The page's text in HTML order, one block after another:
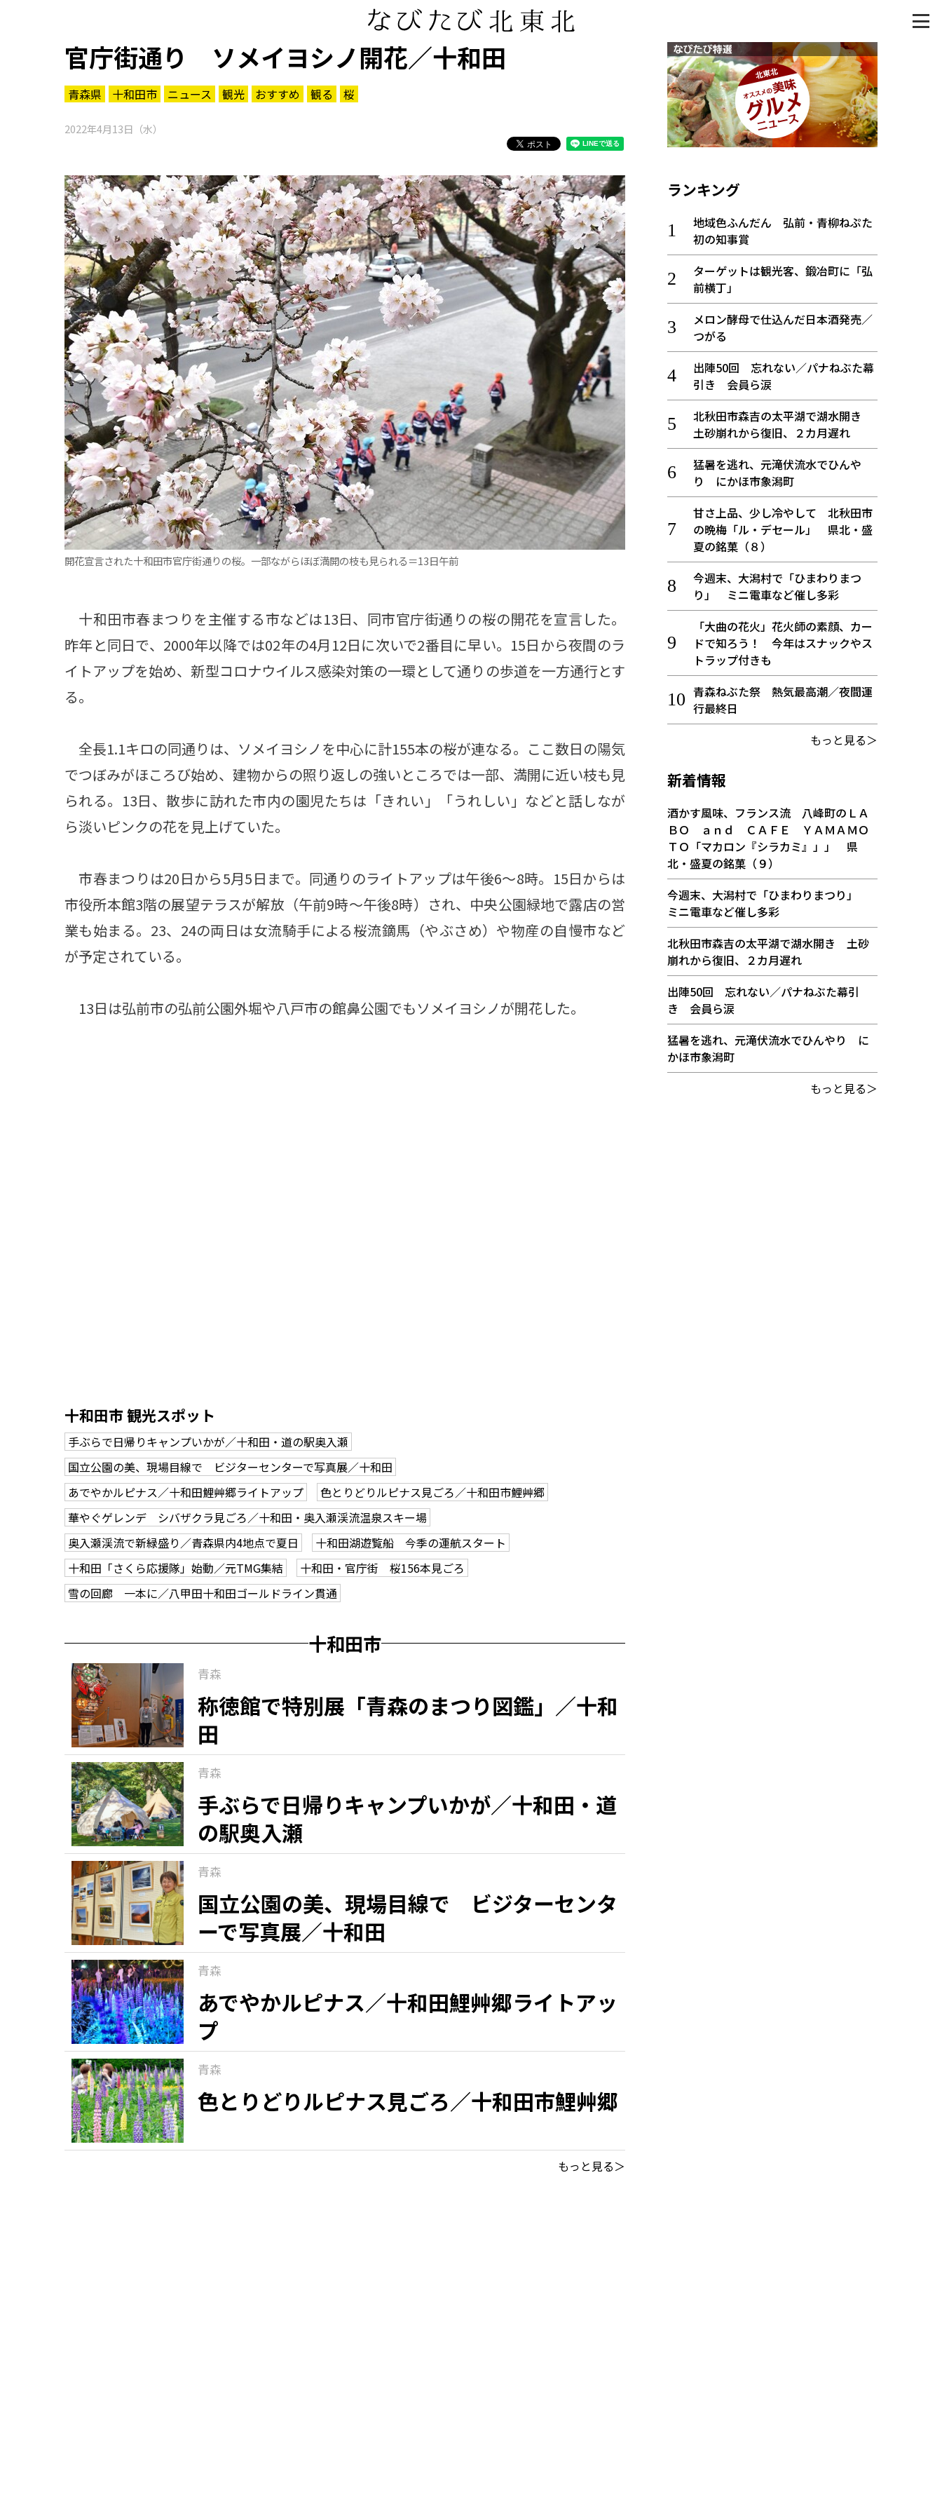
官庁街通り ソメイヨシノ開花／十和田
青森県 十和田市 ニュース 観光 おすすめ 観る 桜
2022年4月13日（水）
開花宣言された十和田市官庁街通りの桜。一部ながらほぼ満開の枝も見られる＝13日午前
十和田市春まつりを主催する市などは13日、同市官庁街通りの桜の開花を宣言した。
昨年と同日で、2000年以降では02年の4月12日に次いで2番目に早い。15日から夜間のラ
イトアップを始め、新型コロナウイルス感染対策の一環として通りの歩道を一方通行とす
る。
全長1.1キロの同通りは、ソメイヨシノを中心に計155本の桜が連なる。ここ数日の陽気
でつぼみがほころび始め、建物からの照り返しの強いところでは一部、満開に近い枝も見
られる。13日、散歩に訪れた市内の園児たちは「きれい」「うれしい」などと話しなが
ら淡いピンクの花を見上げていた。
市春まつりは20日から5月5日まで。同通りのライトアップは午後6～8時。15日からは
市役所本館3階の展望テラスが解放（午前9時～午後8時）され、中央公園緑地で露店の営
業も始まる。23、24の両日は女流騎手による桜流鏑馬（やぶさめ）や物産の自慢市など
が予定されている。
13日は弘前市の弘前公園外堀や八戸市の館鼻公園でもソメイヨシノが開花した。
十和田市 観光スポット
手ぶらで日帰りキャンプいかが／十和田・道の駅奥入瀬
国立公園の美、現場目線で ビジターセンターで写真展／十和田
あでやかルピナス／十和田鯉艸郷ライトアップ
色とりどりルピナス見ごろ／十和田市鯉艸郷
華やぐゲレンデ シバザクラ見ごろ／十和田・奥入瀬渓流温泉スキー場
奥入瀬渓流で新緑盛り／青森県内4地点で夏日
十和田湖遊覧船 今季の運航スタート
十和田「さくら応援隊」始動／元TMG集結
十和田・官庁街 桜156本見ごろ
雪の回廊 一本に／八甲田十和田ゴールドライン貫通
十和田市
青森
称徳館で特別展「青森のまつり図鑑」／十和
田
青森
手ぶらで日帰りキャンプいかが／十和田・道
の駅奥入瀬
青森
国立公園の美、現場目線で ビジターセンタ
ーで写真展／十和田
青森
あでやかルピナス／十和田鯉艸郷ライトアッ
プ
青森
色とりどりルピナス見ごろ／十和田市鯉艸郷
もっと見る＞
ランキング
地域色ふんだん 弘前・青柳ねぷた
初の知事賞
ターゲットは観光客、鍛冶町に「弘
前横丁」
メロン酵母で仕込んだ日本酒発売／
つがる
出陣50回 忘れない／パナねぶた幕
引き 会員ら涙
北秋田市森吉の太平湖で湖水開き
土砂崩れから復旧、２カ月遅れ
猛暑を逃れ、元滝伏流水でひんや
り にかほ市象潟町
甘さ上品、少し冷やして 北秋田市
の晩梅「ル・デセール」 県北・盛
夏の銘菓（８）
今週末、大潟村で「ひまわりまつ
り」 ミニ電車など催し多彩
「大曲の花火」花火師の素顔、カー
ドで知ろう！ 今年はスナックやス
トラップ付きも
青森ねぶた祭 熱気最高潮／夜間運
行最終日
もっと見る＞
新着情報
酒かす風味、フランス流 八峰町のＬＡ
ＢＯ ａｎｄ ＣＡＦＥ ＹＡＭＡＭＯ
ＴＯ「マカロン『シラカミ』」」 県
北・盛夏の銘菓（９）
今週末、大潟村で「ひまわりまつり」
ミニ電車など催し多彩
北秋田市森吉の太平湖で湖水開き 土砂
崩れから復旧、２カ月遅れ
出陣50回 忘れない／パナねぶた幕引
き 会員ら涙
猛暑を逃れ、元滝伏流水でひんやり に
かほ市象潟町
もっと見る＞
パワースポット
まつり・イベント
おみやげ・特産
道の駅・産直
アウトドア・レジャー
ご当地グルメ